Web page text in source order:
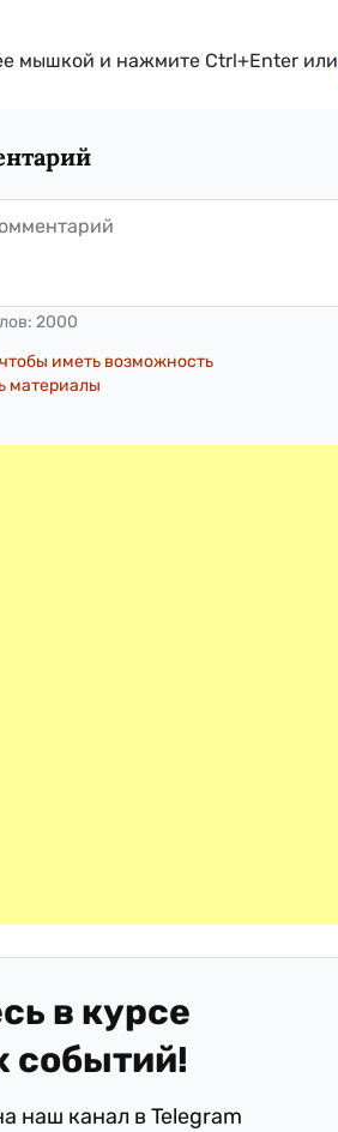
мышкой и нажмите Ctrl+Enter или
2000
иметь возможность
материалы
в курсе
событий!
наш канал в Telegram